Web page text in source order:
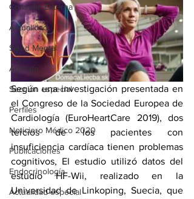
Consulta Externa
Actualidad
Salud Mental
Agenda
Sección especial
Perfiles
Noticiero Médico 2020
Publicaciones
Endocrinología
Actualidad especial
Según una investigación presentada en
el Congreso de la Sociedad Europea de
Cardiología (EuroHeartCare 2019), dos
tercios de los pacientes con
insuficiencia cardíaca tienen problemas
cognitivos, El estudio utilizó datos del
estudio HF-Wii, realizado en la
Universidad de Linkoping, Suecia, que